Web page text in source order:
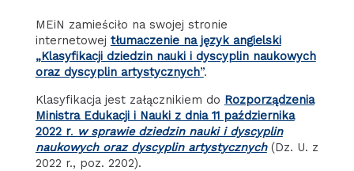
MEiN zamieściło na swojej stronie
internetowej tłumaczenie na język angielski
„Klasyfikacji dziedzin nauki i dyscyplin naukowych
oraz dyscyplin artystycznych”.
Klasyfikacja jest załącznikiem do Rozporządzenia
Ministra Edukacji i Nauki z dnia 11 października
2022 r. w sprawie dziedzin nauki i dyscyplin
naukowych oraz dyscyplin artystycznych(Dz. U. z
2022 r., poz. 2202).